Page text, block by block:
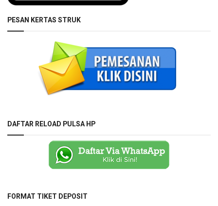
PESAN KERTAS STRUK
DAFTAR RELOAD PULSA HP
FORMAT TIKET DEPOSIT